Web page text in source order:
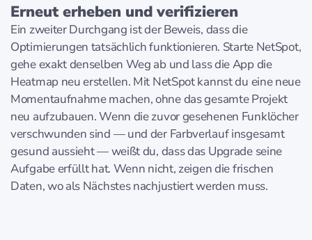
Erneut erheben und verifizieren
Ein zweiter Durchgang ist der Beweis, dass die
Optimierungen tatsächlich funktionieren. Starte NetSpot,
gehe exakt denselben Weg ab und lass die App die
Heatmap neu erstellen. Mit NetSpot kannst du eine neue
Momentaufnahme machen, ohne das gesamte Projekt
neu aufzubauen. Wenn die zuvor gesehenen Funklöcher
verschwunden sind — und der Farbverlauf insgesamt
gesund aussieht — weißt du, dass das Upgrade seine
Aufgabe erfüllt hat. Wenn nicht, zeigen die frischen
Daten, wo als Nächstes nachjustiert werden muss.